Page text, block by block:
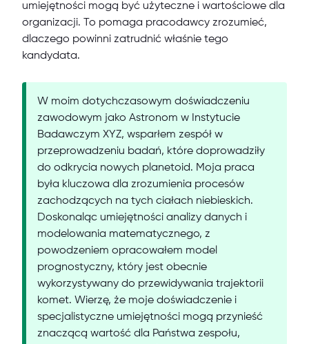
umiejętności mogą być użyteczne i wartościowe dla
organizacji. To pomaga pracodawcy zrozumieć,
dlaczego powinni zatrudnić właśnie tego
kandydata.
W moim dotychczasowym doświadczeniu
zawodowym jako Astronom w Instytucie
Badawczym XYZ, wsparłem zespół w
przeprowadzeniu badań, które doprowadziły
do odkrycia nowych planetoid. Moja praca
była kluczowa dla zrozumienia procesów
zachodzących na tych ciałach niebieskich.
Doskonaląc umiejętności analizy danych i
modelowania matematycznego, z
powodzeniem opracowałem model
prognostyczny, który jest obecnie
wykorzystywany do przewidywania trajektorii
komet. Wierzę, że moje doświadczenie i
specjalistyczne umiejętności mogą przynieść
znaczącą wartość dla Państwa zespołu,